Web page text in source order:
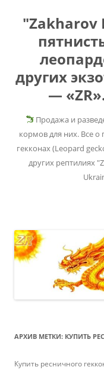
"Zakharov
других
—
Продажа и
кормов для них. Все
гекконах (Leopard
других рептилиях
АРХИВ МЕТКИ: КУПИТЬ
Купить ресничного